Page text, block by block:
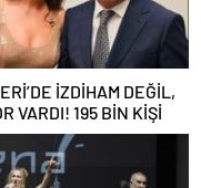
İZDİHAM DEĞİL,
VARDI! 195 BİN KİŞİ